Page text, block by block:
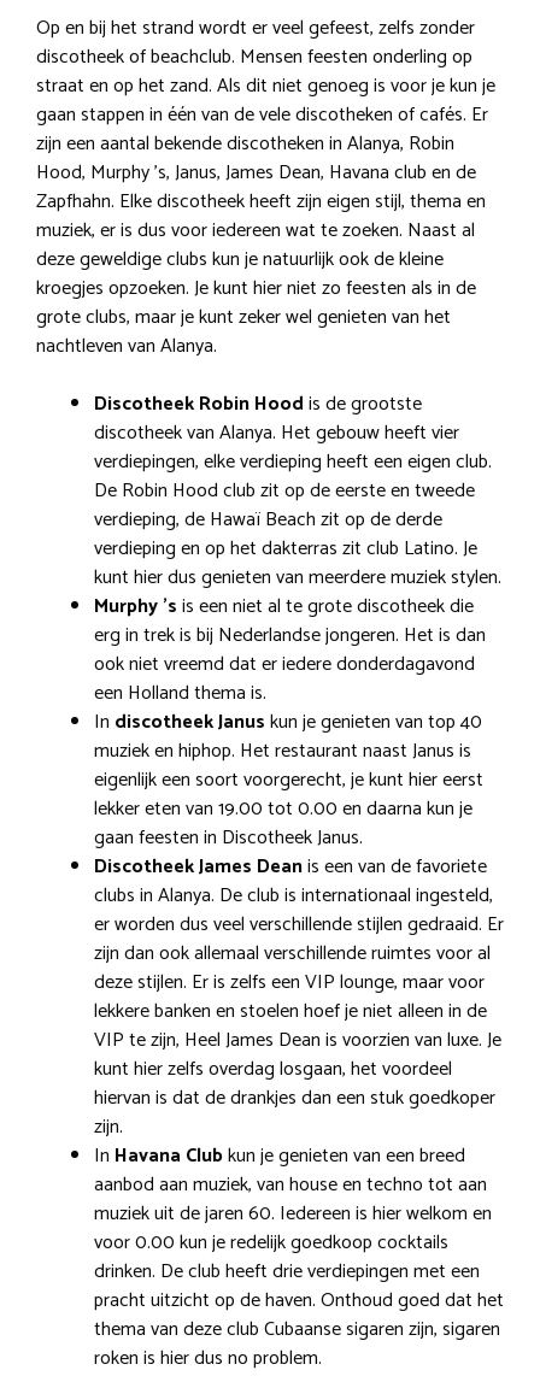
Op en bij het strand wordt er veel gefeest, zelfs zonder
discotheek of beachclub. Mensen feesten onderling op
straat en op het zand. Als dit niet genoeg is voor je kun je
gaan stappen in één van de vele discotheken of cafés. Er
zijn een aantal bekende discotheken in Alanya, Robin
Hood, Murphy ’s, Janus, James Dean, Havana club en de
Zapfhahn. Elke discotheek heeft zijn eigen stijl, thema en
muziek, er is dus voor iedereen wat te zoeken. Naast al
deze geweldige clubs kun je natuurlijk ook de kleine
kroegjes opzoeken. Je kunt hier niet zo feesten als in de
grote clubs, maar je kunt zeker wel genieten van het
nachtleven van Alanya.
Discotheek Robin Hoodis de grootste
discotheek van Alanya. Het gebouw heeft vier
verdiepingen, elke verdieping heeft een eigen club.
De Robin Hood club zit op de eerste en tweede
verdieping, de Hawaï Beach zit op de derde
verdieping en op het dakterras zit club Latino. Je
kunt hier dus genieten van meerdere muziek stylen.
Murphy ’sis een niet al te grote discotheek die
erg in trek is bij Nederlandse jongeren. Het is dan
ook niet vreemd dat er iedere donderdagavond
een Holland thema is.
In discotheek Januskun je genieten van top 40
muziek en hiphop. Het restaurant naast Janus is
eigenlijk een soort voorgerecht, je kunt hier eerst
lekker eten van 19.00 tot 0.00 en daarna kun je
gaan feesten in Discotheek Janus.
Discotheek James Deanis een van de favoriete
clubs in Alanya. De club is internationaal ingesteld,
er worden dus veel verschillende stijlen gedraaid. Er
zijn dan ook allemaal verschillende ruimtes voor al
deze stijlen. Er is zelfs een VIP lounge, maar voor
lekkere banken en stoelen hoef je niet alleen in de
VIP te zijn, Heel James Dean is voorzien van luxe. Je
kunt hier zelfs overdag losgaan, het voordeel
hiervan is dat de drankjes dan een stuk goedkoper
zijn.
In Havana Clubkun je genieten van een breed
aanbod aan muziek, van house en techno tot aan
muziek uit de jaren 60. Iedereen is hier welkom en
voor 0.00 kun je redelijk goedkoop cocktails
drinken. De club heeft drie verdiepingen met een
pracht uitzicht op de haven. Onthoud goed dat het
thema van deze club Cubaanse sigaren zijn, sigaren
roken is hier dus no problem.